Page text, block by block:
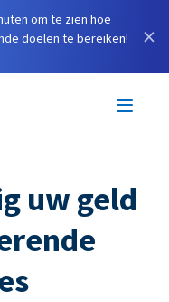
om te zien hoe
doelen te bereiken!
×
uw geld